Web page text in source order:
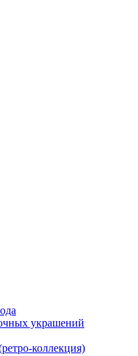
украшений
коллекция)